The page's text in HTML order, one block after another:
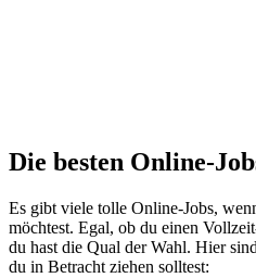
Die besten Online-
Es gibt viele tolle Online-Jobs,
möchtest. Egal, ob du einen
du hast die Qual der Wahl. Hier
du in Betracht ziehen solltest: